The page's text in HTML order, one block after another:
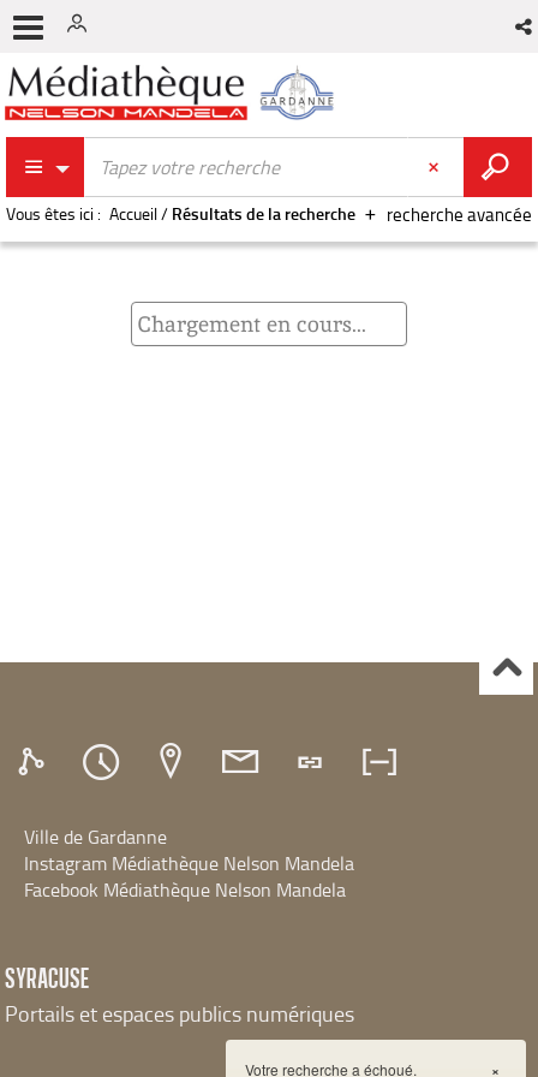
recherche avancée
Vous êtes ici : Accueil/ Résultats de la recherche
Chargement en cours...
Ville de Gardanne
Instagram Médiathèque Nelson Mandela
Facebook Médiathèque Nelson Mandela
SYRACUSE
Portails et espaces publics numériques
×
Votre recherche a échoué.